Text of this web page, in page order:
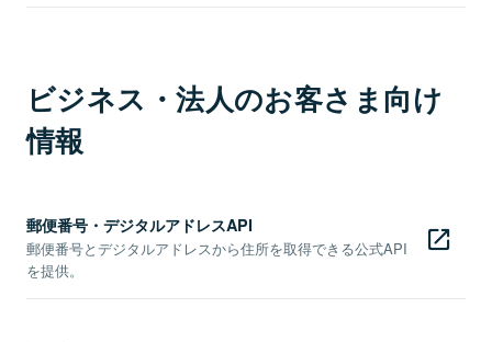
ビジネス・法人のお客さま向け
情報
郵便番号・デジタルアドレスAPI
郵便番号とデジタルアドレスから住所を取得できる公式API
を提供。